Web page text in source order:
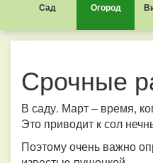
Сад Огород
Срочные
В саду. Март – время,
Это приводит к сол
Поэтому очень важно